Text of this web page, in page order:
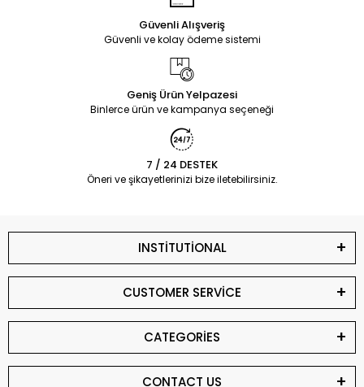
Güvenli Alışveriş
Güvenli ve kolay ödeme sistemi
Geniş Ürün Yelpazesi
Binlerce ürün ve kampanya seçeneği
7 / 24 DESTEK
Öneri ve şikayetlerinizi bize iletebilirsiniz.
INSTİTUTİONAL
CUSTOMER SERVİCE
CATEGORİES
CONTACT US